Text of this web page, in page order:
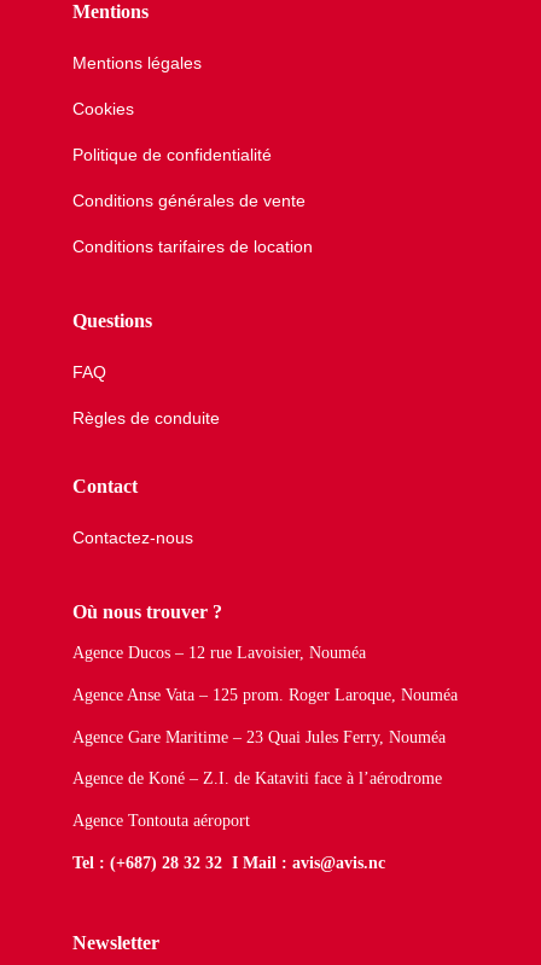
Mentions
Mentions légales
Cookies
Politique de confidentialité
Conditions générales de vente
Conditions tarifaires de location
Questions
FAQ
Règles de conduite
Contact
Contactez-nous
Où nous trouver ?
Agence Ducos – 12 rue Lavoisier, Nouméa
Agence Anse Vata – 125 prom. Roger Laroque, Nouméa
Agence Gare Maritime – 23 Quai Jules Ferry, Nouméa
Agence de Koné – Z.I. de Kataviti face à l’aérodrome
Agence Tontouta aéroport
Tel : (+687) 28 32 32 I Mail : avis@avis.nc
Newsletter